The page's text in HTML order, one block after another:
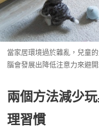
當家居環境過於雜亂，兒童
腦會發展出降低注意力來避
兩個方法減少
理習慣